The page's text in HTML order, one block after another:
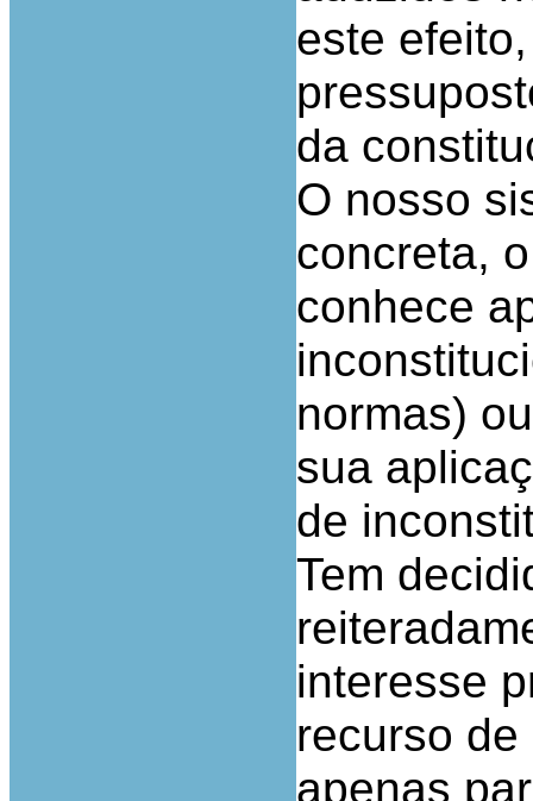
este
da
O nosso
concreta,
conhece
normas)
sua
de
Tem
interesse
recurso
apenas